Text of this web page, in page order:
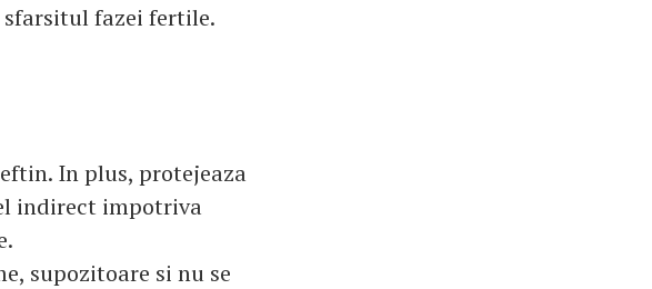
fazei fertile.
In plus, protejeaza
indirect impotriva
supozitoare si nu se